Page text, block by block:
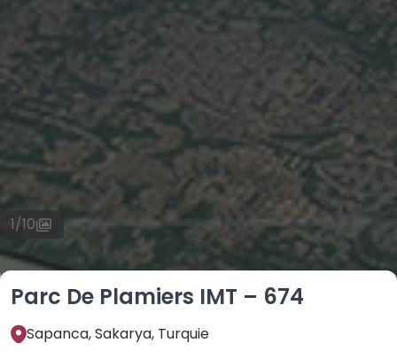
1/10
Parc De Plamiers IMT – 674
Sapanca, Sakarya, Turquie